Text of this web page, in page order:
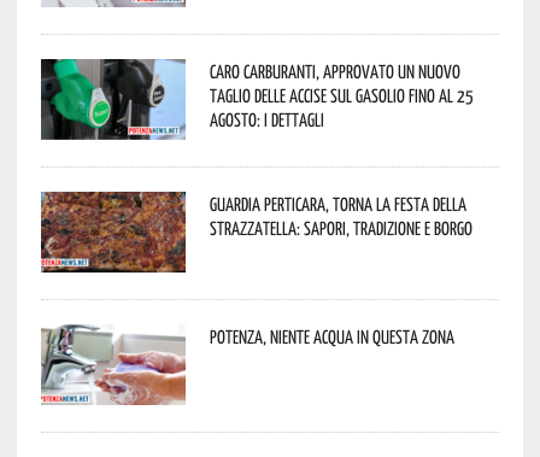
Caro carburanti, approvato un nuovo
taglio delle accise sul gasolio fino al 25
agosto: i dettagli
Guardia Perticara, torna la Festa della
Strazzatella: sapori, tradizione e borgo
Potenza, niente acqua in questa zona